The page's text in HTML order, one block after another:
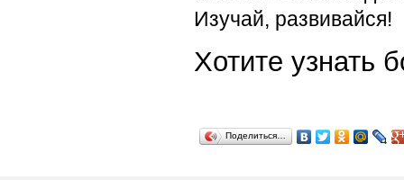
Изучай, развивайся!
Хотите
Поделиться…